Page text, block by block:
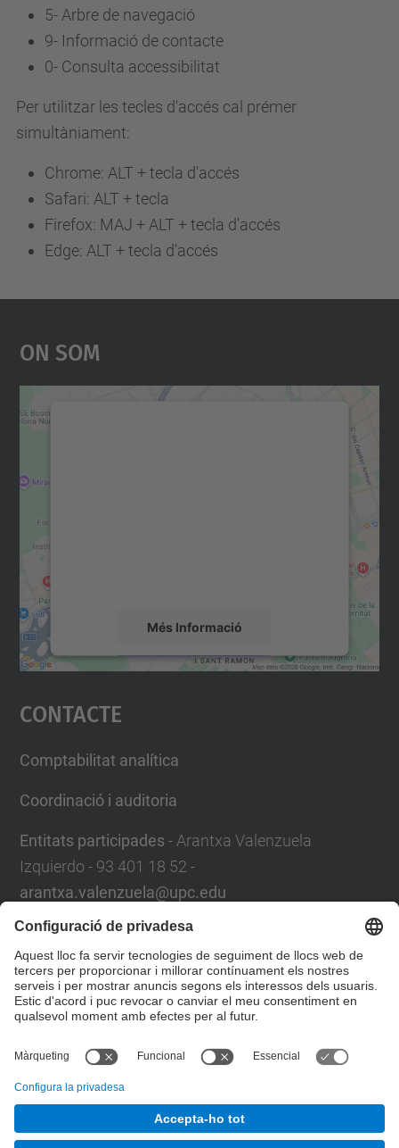
5- Arbre de navegació
9- Informació de contacte
0- Consulta accessibilitat
Per utilitzar les tecles d'accés cal prémer
simultàniament:
Chrome: ALT + tecla d'accés
Safari: ALT + tecla
Firefox: MAJ + ALT + tecla d'accés
Edge: ALT + tecla d'accés
On Som
Més Informació
Accepta
powered by
Contacte
Comptabilitat analítica
Coordinació i auditoria
Entitats participades - Arantxa Valenzuela
Izquierdo - 93 401 18 52 -
arantxa.valenzuela@upc.edu
Servei de Control de Gestió
Plaça Eusebi Güell,6.08034 Barcelona
Campus Nord. Edifici VX, 1a planta
Formulari de contacte
Servei de Control de Gestió. SCG